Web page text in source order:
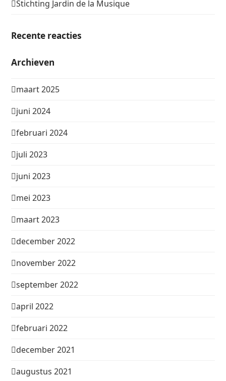
Stichting Jardin de la Musique
Recente reacties
Archieven
maart 2025
juni 2024
februari 2024
juli 2023
juni 2023
mei 2023
maart 2023
december 2022
november 2022
september 2022
april 2022
februari 2022
december 2021
augustus 2021